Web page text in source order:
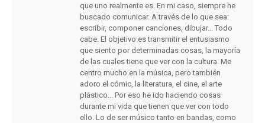
que uno realmente es. En mi caso, siempre he
buscado comunicar. A través de lo que sea:
escribir, componer canciones, dibujar... Todo
cabe. El objetivo es transmitir el entusiasmo
que siento por determinadas cosas, la mayoría
de las cuales tiene que ver con la cultura. Me
centro mucho en la música, pero también
adoro el cómic, la literatura, el cine, el arte
plástico... Por eso he ido haciendo cosas
durante mi vida que tienen que ver con todo
ello. Lo de ser músico tanto en bandas, como